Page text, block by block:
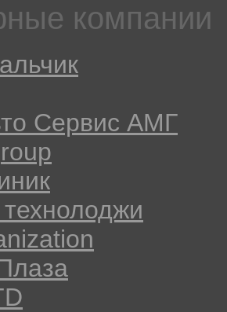
компании
Сервис АМГ